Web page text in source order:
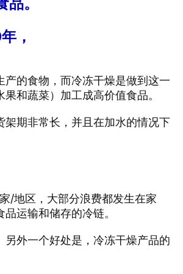
，
的食物，而冷冻干燥是做到这一
和蔬菜）加工成高价值食品。
期非常长，并且在加水的情况下
/地区，大部分浪费都发生在家
运输和储存的冷链。
外一个好处是，冷冻干燥产品的